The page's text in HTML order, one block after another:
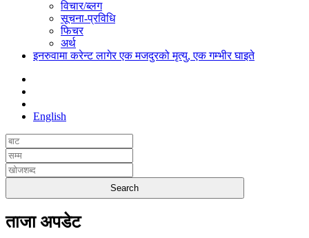
विचार/ब्लग
सूचना-प्रविधि
फिचर
अर्थ
इनरुवामा करेन्ट लागेर एक मजदुरको मृत्यु, एक गम्भीर घाइते
English
ताजा अपडेट